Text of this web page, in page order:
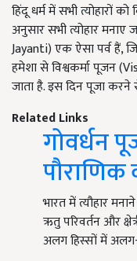
हिंदू धर्म में सभी त्योहारों
अनुसार सभी त्योहार मनाए
Jayanti) एक ऐसा पर्व हैं,
हमेशा से विश्वकर्मा पूजन
जाता है. इस दिन पूजा करने
Related Links
गोवर्धन
भारत में त्यौहार
ऋतु परिवर्तन और
अलग हिस्सों में